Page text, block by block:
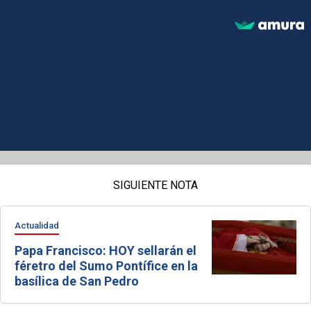
SIGUIENTE NOTA
Actualidad
Papa Francisco: HOY sellarán el
féretro del Sumo Pontífice en la
basílica de San Pedro